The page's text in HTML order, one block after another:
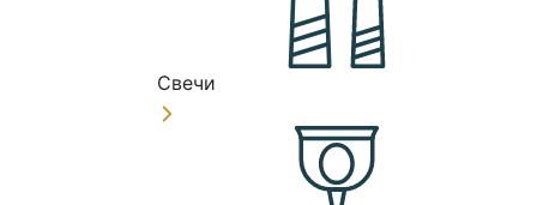
Свечи